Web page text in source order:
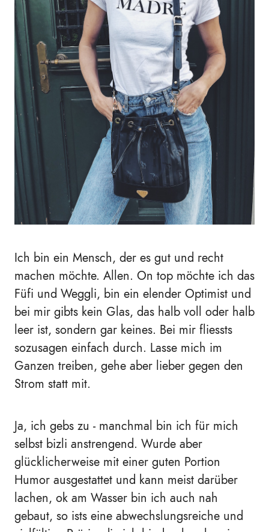
Ich bin ein Mensch, der es gut und recht
machen möchte. Allen. On top möchte ich das
Füfi und Weggli, bin ein elender Optimist und
bei mir gibts kein Glas, das halb voll oder halb
leer ist, sondern gar keines. Bei mir fliessts
sozusagen einfach durch. Lasse mich im
Ganzen treiben, gehe aber lieber gegen den
Strom statt mit.
Ja, ich gebs zu - manchmal bin ich für mich
selbst bizli anstrengend. Wurde aber
glücklicherweise mit einer guten Portion
Humor ausgestattet und kann meist darüber
lachen, ok am Wasser bin ich auch nah
gebaut, so ists eine abwechslungsreiche und